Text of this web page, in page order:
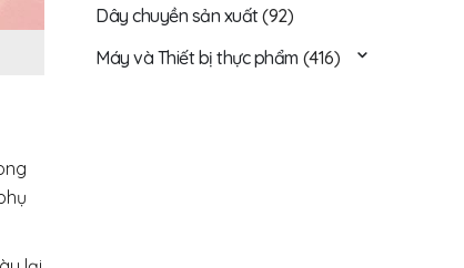
Dây chuyền sản xuất(92)
Máy và Thiết bị thực phẩm (416)